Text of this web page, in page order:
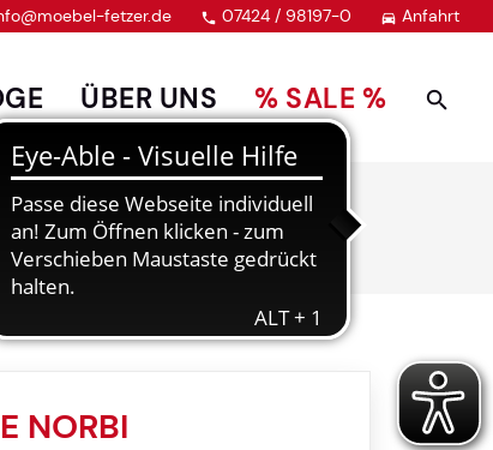
fetzer.de  07424 / 98197-0  Anfahrt
ÜBER UNS % SALE %
NORBI